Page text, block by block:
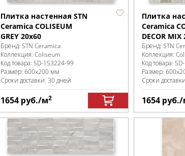
Плитка настенная STN
Ceramica COLISEUM
GREY 20x60
Бренд: STN Ceramica
Коллекция: Coliseum
Код товара: SD-153224-99
Размер: 600x200 мм
Сроки доставки: 30 дней
1654 руб./м2
Плитка
Ceramica
DECOR MIX
Бренд:STN
Коллекция:
Код товара:
Размер:
Сроки
1654 руб./